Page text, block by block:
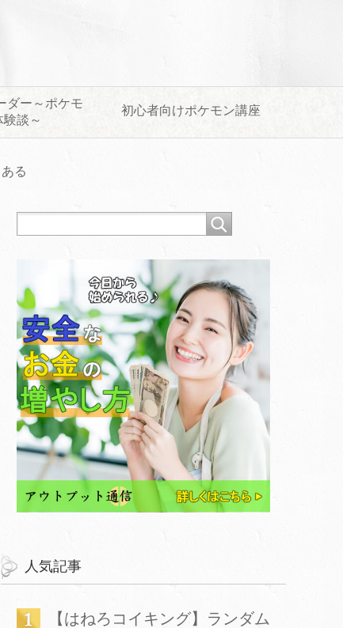
ダー～ポケモ
験談～
初心者向けポケモン講座
る
人気記事
【はねろコイキング】ランダム